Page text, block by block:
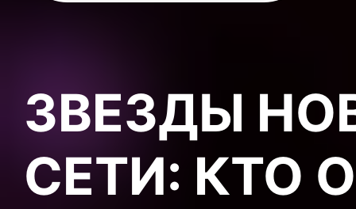
ЗВЕЗДЫ
СЕТИ: КТО